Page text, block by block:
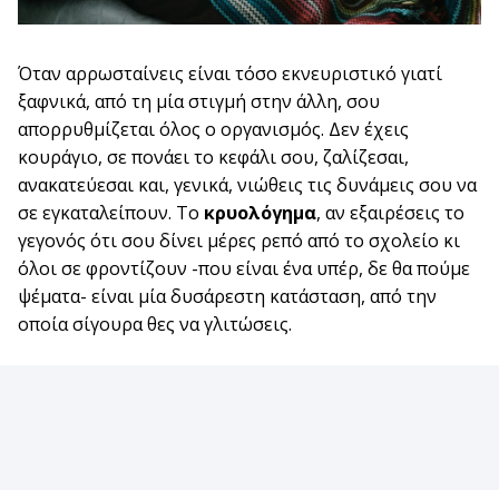
Όταν αρρωσταίνεις είναι τόσο εκνευριστικό γιατί
ξαφνικά, από τη μία στιγμή στην άλλη, σου
απορρυθμίζεται όλος ο οργανισμός. Δεν έχεις
κουράγιο, σε πονάει το κεφάλι σου, ζαλίζεσαι,
ανακατεύεσαι και, γενικά, νιώθεις τις δυνάμεις σου να
σε εγκαταλείπουν. Το κρυολόγημα, αν εξαιρέσεις το
γεγονός ότι σου δίνει μέρες ρεπό από το σχολείο κι
όλοι σε φροντίζουν -που είναι ένα υπέρ, δε θα πούμε
ψέματα- είναι μία δυσάρεστη κατάσταση, από την
οποία σίγουρα θες να γλιτώσεις.